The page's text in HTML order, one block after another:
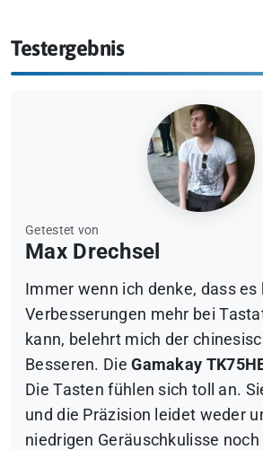
Testergebnis
Getestet von
Max Drechsel
Immer wenn ich denke, dass es
Verbesserungen mehr bei
kann, belehrt mich der
Besseren. DieGamakay
Die Tasten fühlen sich toll an.
und die Präzision leidet weder
niedrigen Geräuschkulisse